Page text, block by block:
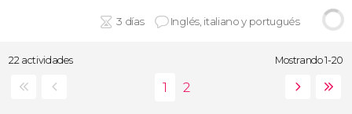
3 días Inglés, italiano y portugués
22 actividades Mostrando 1-20